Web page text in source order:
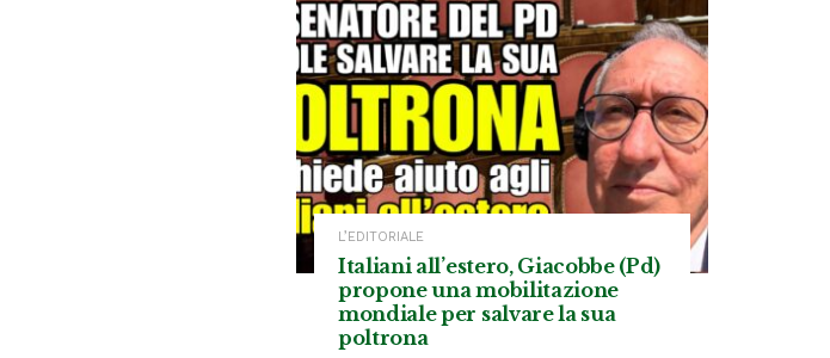
L’EDITORIALE
Italiani all’estero, Giacobbe (Pd)
propone una mobilitazione
mondiale per salvare la sua
poltrona